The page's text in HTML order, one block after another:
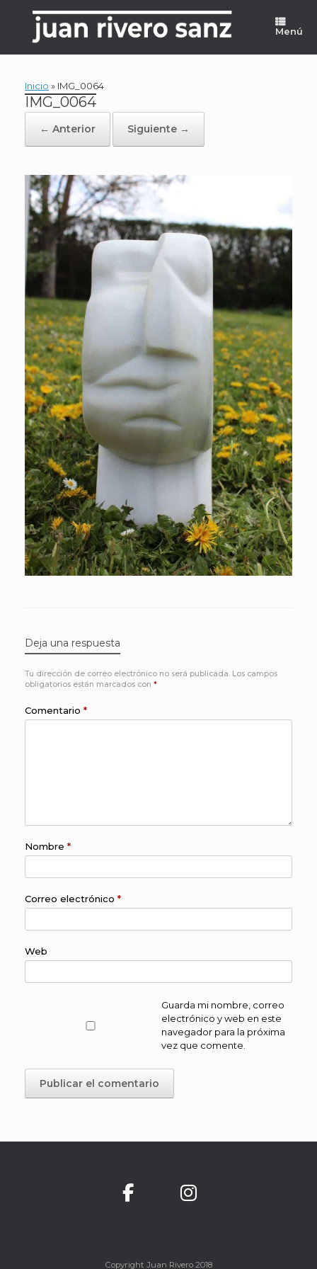
contenido
Menú
Inicio » IMG_0064
IMG_0064
← Anterior Siguiente →
Deja una respuesta
Tu dirección de correo electrónico no será publicada. Los campos
obligatorios están marcados con *
Comentario *
Nombre *
Correo electrónico *
Web
Guarda mi nombre, correo
electrónico y web en este
navegador para la próxima
vez que comente.
Copyright Juan Rivero 2018